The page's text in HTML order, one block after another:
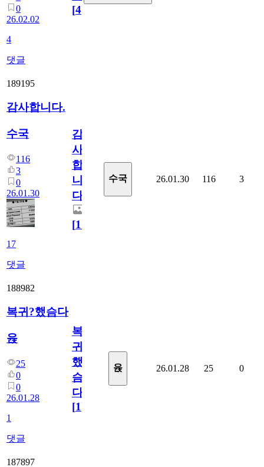
0
26.02.02
4
댓글
[4]
189195
감사합니다.
수국
116
3
0
26.01.30
17
댓글
감
사
합
니
다.
[17
수국 26.01.30 116 3
188982
복귀?했슴다
윥
25
0
0
26.01.28
1
댓글
복
귀?
했
슴
다
[1]
윥 26.01.28 25 0
187897